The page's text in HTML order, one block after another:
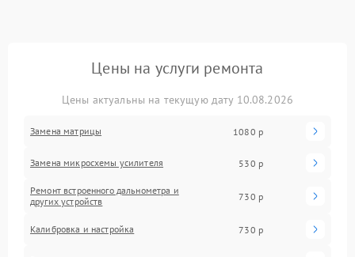
Цены на услуги ремонта
Цены актуальны на текущую дату 10.08.2026
Замена матрицы 1080 р
Замена микросхемы усилителя 530 р
Ремонт встроенного дальнометра и
других устройств
730 р
Калибровка и настройка 730 р